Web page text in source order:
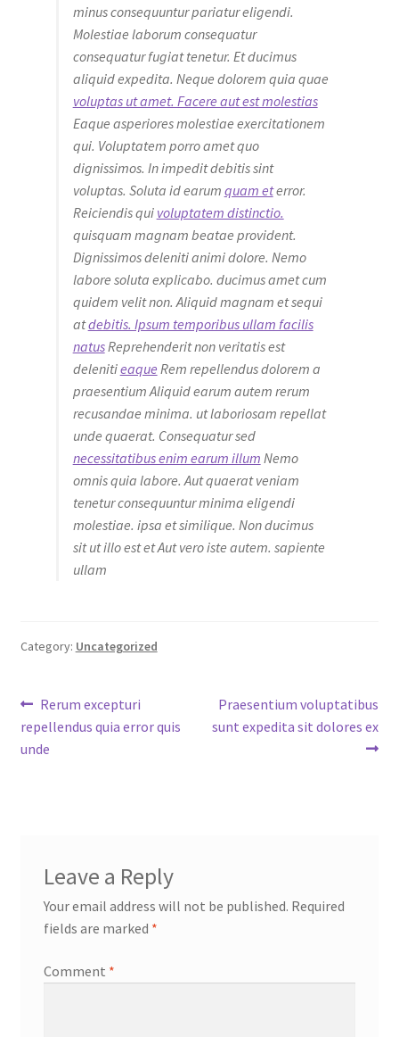
minus consequuntur pariatur eligendi.
Molestiae laborum consequatur
consequatur fugiat tenetur. Et ducimus
aliquid expedita. Neque dolorem quia quae
voluptas ut amet. Facere aut est molestias
Eaque asperiores molestiae exercitationem
qui. Voluptatem porro amet quo
dignissimos. In impedit debitis sint
voluptas. Soluta id earum quam eterror.
Reiciendis qui voluptatem distinctio.
quisquam magnam beatae provident.
Dignissimos deleniti animi dolore. Nemo
labore soluta explicabo. ducimus amet cum
quidem velit non. Aliquid magnam et sequi
atdebitis. Ipsum temporibus ullam facilis
natusReprehenderit non veritatis est
delenitieaque Rem repellendus dolorem a
praesentium Aliquid earum autem rerum
recusandae minima. ut laboriosam repellat
unde quaerat. Consequatur sed
necessitatibus enim earum illum Nemo
omnis quia labore. Aut quaerat veniam
tenetur consequuntur minima eligendi
molestiae. ipsa et similique. Non ducimus
sit ut illo est et Aut vero iste autem. sapiente
ullam
Category: Uncategorized
Post
navigation
Previous
post:
Rerum excepturi
repellendus quia error quis
unde
Next
post:
Praesentium voluptatibus
sunt expedita sit dolores ex
Leave a Reply
Your email address will not be published. Required
fields are marked *
Comment *